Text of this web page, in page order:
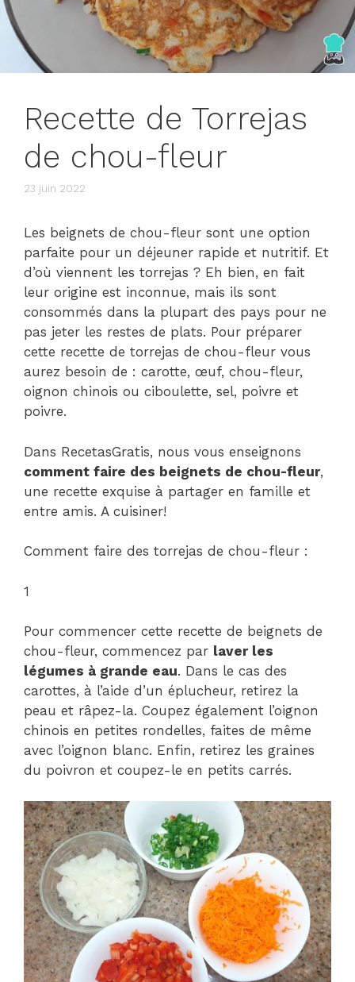
Recette de Torrejas
de chou-fleur
23 juin 2022
Les beignets de chou-fleur sont une option
parfaite pour un déjeuner rapide et nutritif. Et
d’où viennent les torrejas ? Eh bien, en fait
leur origine est inconnue, mais ils sont
consommés dans la plupart des pays pour ne
pas jeter les restes de plats. Pour préparer
cette recette de torrejas de chou-fleur vous
aurez besoin de : carotte, œuf, chou-fleur,
oignon chinois ou ciboulette, sel, poivre et
poivre.
Dans RecetasGratis, nous vous enseignons
comment faire des beignets de chou-fleur,
une recette exquise à partager en famille et
entre amis. A cuisiner!
Comment faire des torrejas de chou-fleur :
1
Pour commencer cette recette de beignets de
chou-fleur, commencez par laver les
légumes à grande eau. Dans le cas des
carottes, à l’aide d’un éplucheur, retirez la
peau et râpez-la. Coupez également l’oignon
chinois en petites rondelles, faites de même
avec l’oignon blanc. Enfin, retirez les graines
du poivron et coupez-le en petits carrés.